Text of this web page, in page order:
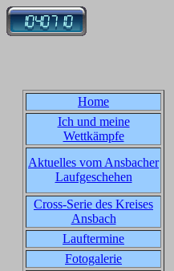
Home
Ich und meine
Wettkämpfe
Aktuelles vom Ansbacher
Laufgeschehen
Cross-Serie des Kreises
Ansbach
Lauftermine
Fotogalerie